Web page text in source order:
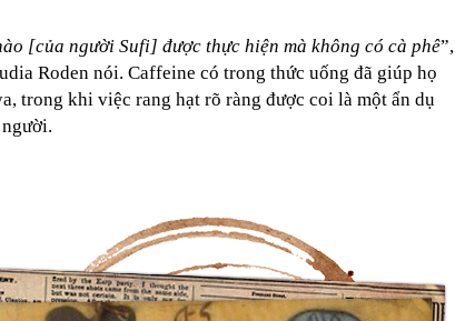
[của người Sufi] được thực hiện mà không có cà phê”,
Roden nói. Caffeine có trong thức uống đã giúp họ
trong khi việc rang hạt rõ ràng được coi là một ẩn dụ